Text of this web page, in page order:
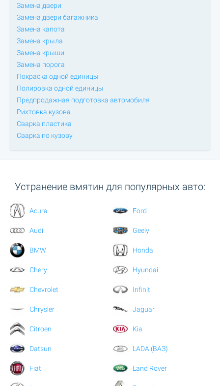
Замена двери
Замена двери багажника
Замена капота
Замена крыла
Замена крыши
Замена порога
Покраска одной единицы
Полировка одной единицы
Предпродажная подготовка автомобиля
Рихтовка кузова
Сварка пластика
Сварка по кузову
Устранение вмятин для популярных авто:
Acura
Audi
BMW
Chery
Chevrolet
Chrysler
Citroen
Datsun
Fiat
Ford
Geely
Honda
Hyundai
Infiniti
Jaguar
Kia
LADA (ВАЗ)
Land Rover